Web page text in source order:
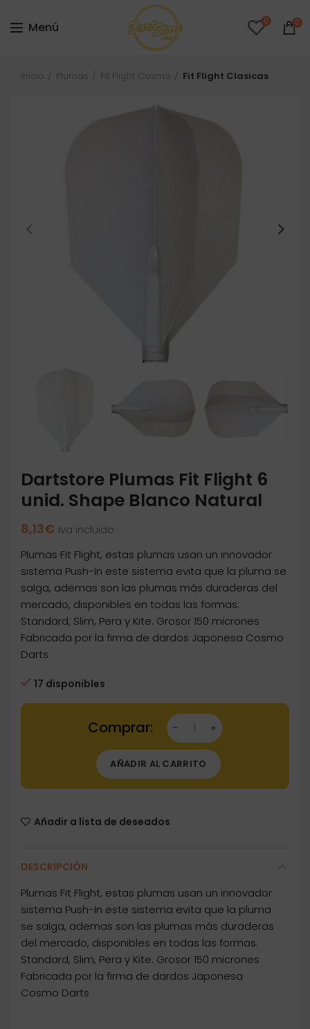
Menú 0 0
Inicio Plumas Fit Flight Cosmo Fit Flight Clasicas
Dartstore Plumas Fit Flight 6
unid. Shape Blanco Natural
8,13€ Iva incluido
Plumas Fit Flight, estas plumas usan un innovador
sistema Push-In este sistema evita que la pluma se
salga, ademas son las plumas más duraderas del
mercado, disponibles en todas las formas:
Standard, Slim, Pera y Kite. Grosor 150 micrones
Fabricada por la firma de dardos Japonesa Cosmo
Darts
17 disponibles
Dartstore Plumas Fit Flight 6 unid. Shape
AÑADIR AL CARRITO
Añadir a lista de deseados
DESCRIPCIÓN
Plumas Fit Flight, estas plumas usan un innovador
sistema Push-In este sistema evita que la pluma
se salga, ademas son las plumas más duraderas
del mercado, disponibles en todas las formas:
Standard, Slim, Pera y Kite. Grosor 150 micrones
Fabricada por la firma de dardos Japonesa
Cosmo Darts